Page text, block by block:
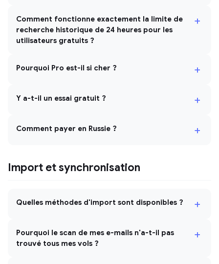
Comment fonctionne exactement la limite de
recherche historique de 24 heures pour les
utilisateurs gratuits ?
+
Pourquoi Pro est-il si cher ? +
Y a-t-il un essai gratuit ? +
Comment payer en Russie ? +
Import et synchronisation
Quelles méthodes d'import sont disponibles ? +
Pourquoi le scan de mes e-mails n'a-t-il pas
trouvé tous mes vols ?
+